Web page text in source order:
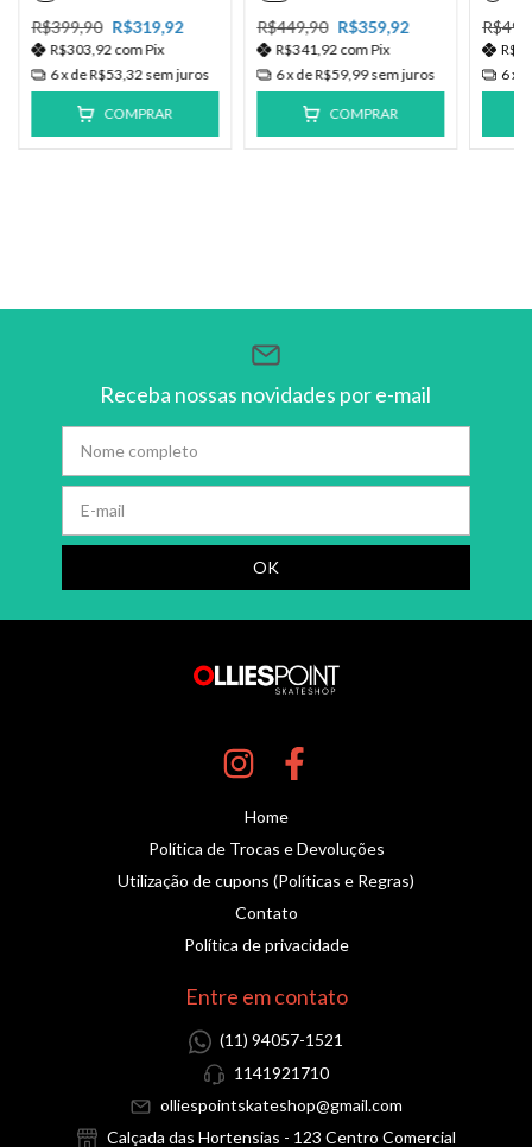
R$399,90 R$319,92
R$303,92 com Pix
6x deR$53,32 sem juros
COMPRAR
R$449,90 R$359,92
R$341,92 com Pix
6x deR$59,99sem juros
COMPRAR
6x
Receba nossas novidades por e-mail
Home
Política de Trocas e Devoluções
Utilização de cupons (Políticas e Regras)
Contato
Política de privacidade
Entre em contato
(11) 94057-1521
1141921710
olliespointskateshop@gmail.com
Calçada das Hortensias - 123 Centro Comercial